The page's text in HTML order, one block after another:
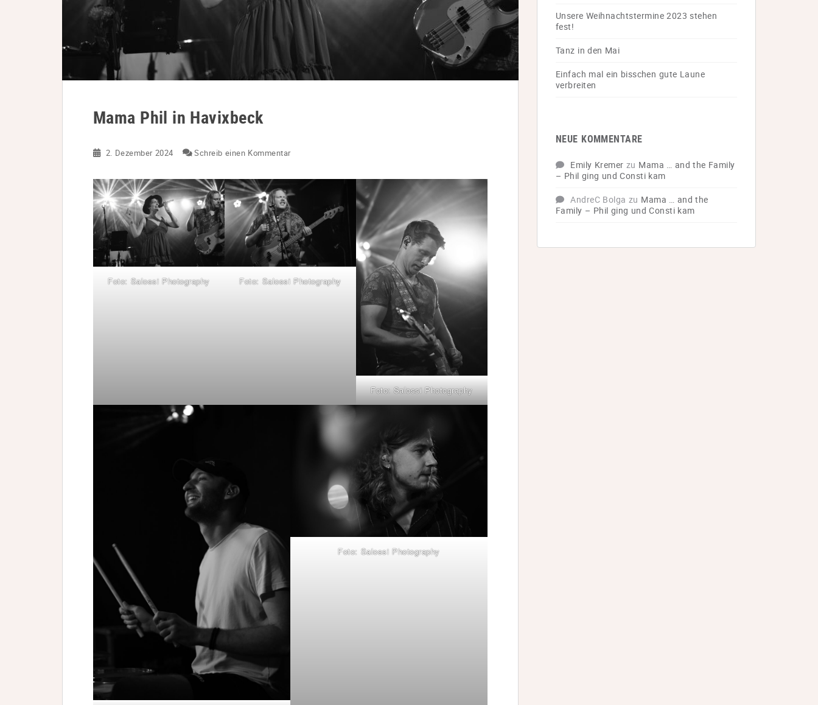
Mama Phil in Havixbeck
2. Dezember 2024 Schreib einen Kommentar
Foto: Salossi Photography Foto: Salossi Photography
Foto: Salossi Photography
Foto: Salossi Photography
Unsere Weihnachtstermine 2023 stehen
fest!
Tanz in den Mai
Einfach mal ein bisschen gute Laune
verbreiten
NEUE KOMMENTARE
Emily Kremer zu Mama … and the Family
– Phil ging und Consti kam
AndreC Bolga zu Mama … and the
Family – Phil ging und Consti kam